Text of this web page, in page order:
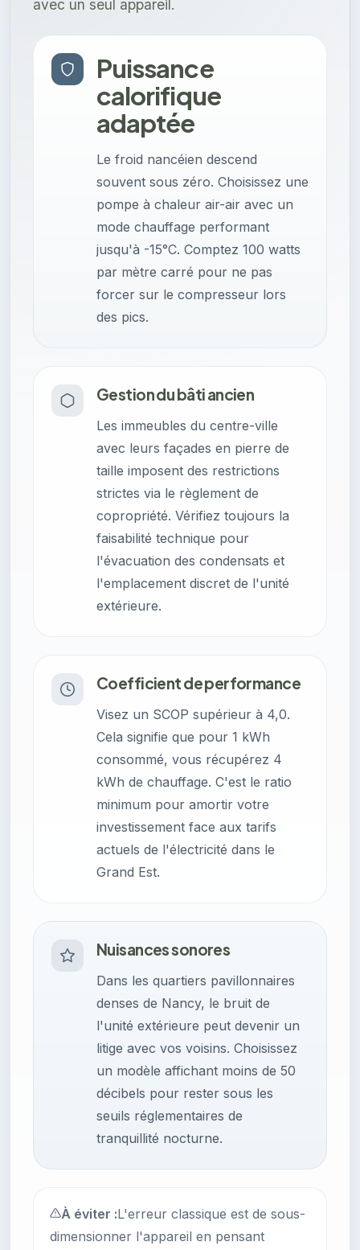
avec un seul appareil.
Puissance
calorifique
adaptée
Le froid nancéien descend
souvent sous zéro. Choisissez une
pompe à chaleur air-air avec un
mode chauffage performant
jusqu'à -15°C. Comptez 100 watts
par mètre carré pour ne pas
forcer sur le compresseur lors
des pics.
Gestion du bâti ancien
Les immeubles du centre-ville
avec leurs façades en pierre de
taille imposent des restrictions
strictes via le règlement de
copropriété. Vérifiez toujours la
faisabilité technique pour
l'évacuation des condensats et
l'emplacement discret de l'unité
extérieure.
Coefficient de performance
Visez un SCOP supérieur à 4,0.
Cela signifie que pour 1 kWh
consommé, vous récupérez 4
kWh de chauffage. C'est le ratio
minimum pour amortir votre
investissement face aux tarifs
actuels de l'électricité dans le
Grand Est.
Nuisances sonores
Dans les quartiers pavillonnaires
denses de Nancy, le bruit de
l'unité extérieure peut devenir un
litige avec vos voisins. Choisissez
un modèle affichant moins de 50
décibels pour rester sous les
seuils réglementaires de
tranquillité nocturne.
À éviter :L'erreur classique est de sous-
dimensionner l'appareil en pensant